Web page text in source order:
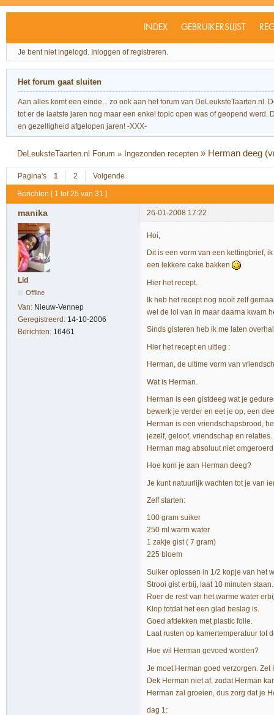
INDEX GEBRUIKERSLIJST
Je bent niet ingelogd. Inloggen of registreren.
Het forum gaat sluiten
Aan alles komt een einde... zo ook aan het forum van
tot er de laatste jaren nog maar een enkel topic open was of geopend
en gezelligheid afgelopen jaren! -XXX-
DeLeuksteTaarten.nl Forum » Ingezonden recepten » Herman deeg
Pagina's 1 2 Volgende
Berichten [ 1 tot 25 van 31 ]
manika 26-01-2008 17:22
Lid
Offline
Van: Nieuw-Vennep
Geregistreerd: 14-10-2006
Berichten: 16461
Hoi,
Dit is een vorm van een kettingbrief,
een lekkere cake bakken
Hier het recept.
Ik heb het recept nog nooit zelf
wel de lol van in maar daarna kwam
Sinds gisteren heb ik me laten
Hier het recept en uitleg :
Herman, de ultime vorm van
Wat is Herman.
Herman is een gistdeeg wat je
bewerk je verder en eet je op, een
Herman is een vriendschapsbrood,
jezelf, geloof, vriendschap en relaties.
Herman mag absoluut niet
Hoe kom je aan Herman deeg?
Je kunt natuurlijk wachten tot je van
Zelf starten:
100 gram suiker
250 ml warm water
1 zakje gist ( 7 gram)
225 bloem
Suiker oplossen in 1/2 kopje van het
Strooi gist erbij, laat 10 minuten staan.
Roer de rest van het warme water
Klop totdat het een glad beslag is.
Goed afdekken met plastic folie.
Laat rusten op kamertemperatuur tot
Hoe wil Herman gevoed worden?
Je moet Herman goed verzorgen.
Dek Herman niet af, zodat Herman
Herman zal groeien, dus zorg dat je
dag 1: